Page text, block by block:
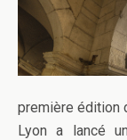
première édition
Lyon a lancé